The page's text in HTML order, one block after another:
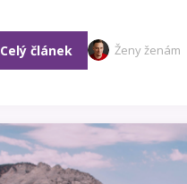
Celý článek Ženy ženám